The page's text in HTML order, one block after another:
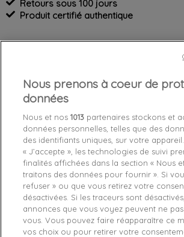
Retours sous 100 jours
Produit certifié authentique
Caractéristiques
Détails du produit Fabriquant
Référence EE6479 24
Fiche technique
Couleur Blanc
Matière cuir
Style Basket basse
Nous prenons à coeur de
données
Nous et nos1013 partenaires stockons et
données personnelles, telles que des
des identifiants uniques, sur votre appareil.
« J’accepte », les technologies de suivi
finalités affichées dans la section « Nous
traitons des données pour fournir ». Si
refuser » ou que vous retirez votre
désactivées. Si les traceurs sont
annonces que vous voyez peuvent ne
vous. Vous pouvez faire réapparaître ce
vos choix ou pour retirer votre